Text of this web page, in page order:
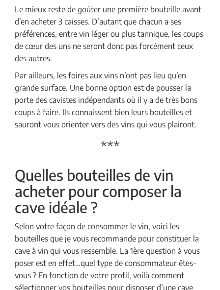
Le mieux reste de goûter une première bouteille avant
d’en acheter 3 caisses. D’autant que chacun a ses
préférences, entre vin léger ou plus tannique, les coups
de cœur des uns ne seront donc pas forcément ceux
des autres.
Par ailleurs, les foires aux vins n’ont pas lieu qu’en
grande surface. Une bonne option est de pousser la
porte des cavistes indépendants où il y a de très bons
coups à faire. Ils connaissent bien leurs bouteilles et
sauront vous orienter vers des vins qui vous plairont.
***
Quelles bouteilles de vin
acheter pour composer la
cave idéale ?
Selon votre façon de consommer le vin, voici les
bouteilles que je vous recommande pour constituer la
cave à vin qui vous ressemble. La 1ère question à vous
poser est en effet…quel type de consommateur êtes-
vous ? En fonction de votre profil, voilà comment
sélectionner vos bouteilles pour disposer d’une cave